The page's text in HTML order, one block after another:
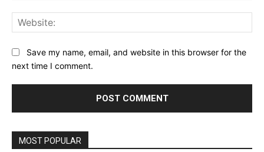
Save my name, email, and website in this browser for the
next time I comment.
MOST POPULAR